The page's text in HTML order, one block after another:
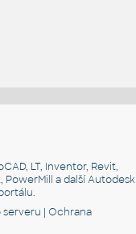
LT, Inventor, Revit,
PowerMill a další Autodesk
.
serveru |Ochrana